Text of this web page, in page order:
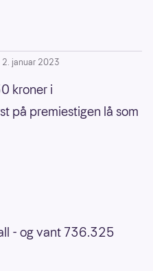
2. januar 2023
kroner i
på premiestigen lå som
- og vant 736.325